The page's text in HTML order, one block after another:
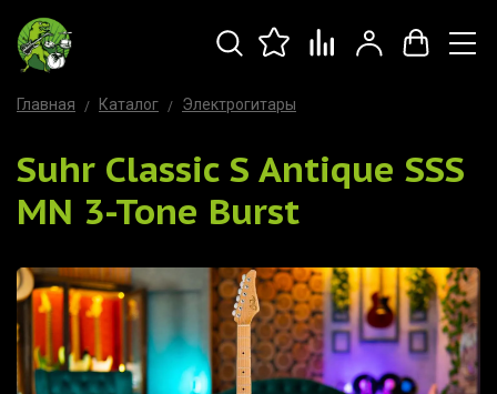
Главная Каталог Электрогитары
Suhr Classic S Antique SSS
MN 3-Tone Burst